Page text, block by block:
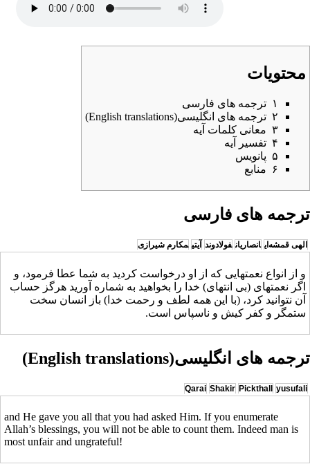
محتویات
۱ ترجمه های فارسی
۲ ترجمه های انگلیسی(English translations)
۳ معانی کلمات آیه
۴ تفسیر آیه
۵ پانویس
۶
منابع
ترجمه های فارسی
الهی قمشه‌ای انصاریان فولادوند آیتی مکارم شیرازی
و از انواع نعمتهایی که از او درخواست کردید به شما عطا فرمود، و
اگر نعمتهای (بی انتهای) خدا را بخواهید به شماره آورید هرگز حساب
آن نتوانید کرد، (با این همه لطف و رحمت خدا) باز انسان سخت
ستمگر و کفر کیش و ناسپاس است.
ترجمه های انگلیسی(English translations)
Qarai Shakir Pickthall yusufali
and He gave you all that you had asked Him. If you enumerate
Allah’s blessings, you will not be able to count them. Indeed man is
most unfair and ungrateful!